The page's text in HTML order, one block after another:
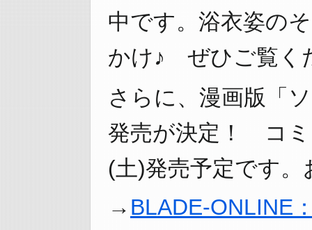
中です。浴衣姿の
かけ♪ ぜひご覧く
さらに、漫画版「
発売が決定！ コミ
(土)発売予定です。
BLADE-ONLINE